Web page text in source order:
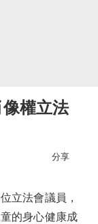
權立法
分享
立法會議員，
的身心健康成